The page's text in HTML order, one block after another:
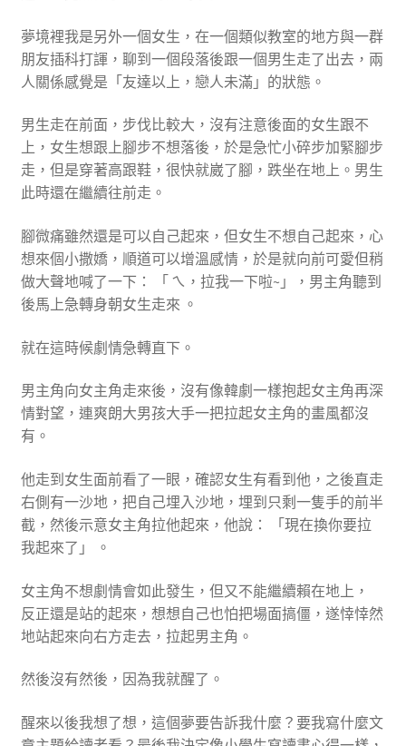
夢境裡我是另外一個女生，在一個類似教室的地方與一群
朋友插科打諢，聊到一個段落後跟一個男生走了出去，兩
人關係感覺是「友達以上，戀人未滿」的狀態。
男生走在前面，步伐比較大，沒有注意後面的女生跟不
上，女生想跟上腳步不想落後，於是急忙小碎步加緊腳步
走，但是穿著高跟鞋，很快就崴了腳，跌坐在地上。男生
此時還在繼續往前走。
腳微痛雖然還是可以自己起來，但女生不想自己起來，心
想來個小撒嬌，順道可以增溫感情，於是就向前可愛但稍
做大聲地喊了一下： 「 ㄟ，拉我一下啦~」，男主角聽到
後馬上急轉身朝女生走來 。
就在這時候劇情急轉直下。
男主角向女主角走來後，沒有像韓劇一樣抱起女主角再深
情對望，連爽朗大男孩大手一把拉起女主角的畫風都沒
有。
他走到女生面前看了一眼，確認女生有看到他，之後直走
右側有一沙地，把自己埋入沙地，埋到只剩一隻手的前半
截，然後示意女主角拉他起來，他說： 「現在換你要拉
我起來了」 。
女主角不想劇情會如此發生，但又不能繼續賴在地上，
反正還是站的起來，想想自己也怕把場面搞僵，遂悻悻然
地站起來向右方走去，拉起男主角。
然後沒有然後，因為我就醒了。
醒來以後我想了想，這個夢要告訴我什麼？要我寫什麼文